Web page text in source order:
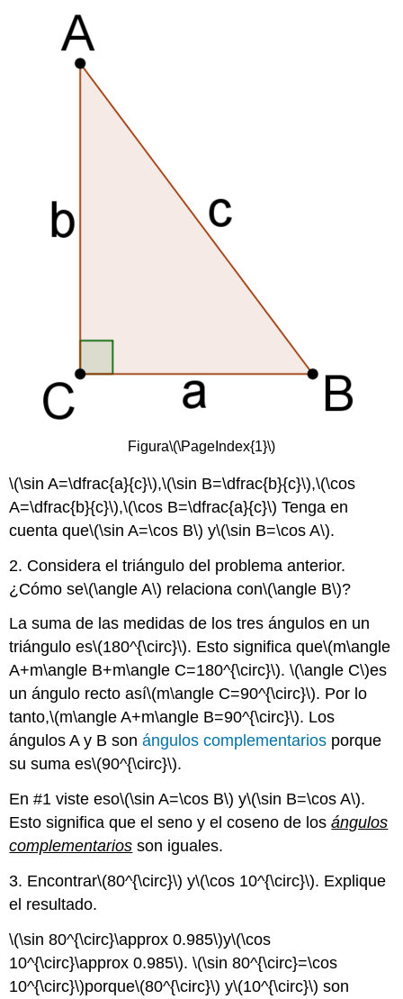
Figura\(\PageIndex{1}\)
\(\sin A=\dfrac{a}{c}\),\(\sin B=\dfrac{b}{c}\),\(\cos
A=\dfrac{b}{c}\),\(\cos B=\dfrac{a}{c}\) Tenga en
cuenta que\(\sin A=\cos B\) y\(\sin B=\cos A\).
2. Considera el triángulo del problema anterior.
¿Cómo se\(\angle A\) relaciona con\(\angle B\)?
La suma de las medidas de los tres ángulos en un
triángulo es\(180^{\circ}\). Esto significa que\(m\angle
A+m\angle B+m\angle C=180^{\circ}\).\(\angle C\)es
un ángulo recto así\(m\angle C=90^{\circ}\). Por lo
tanto,\(m\angle A+m\angle B=90^{\circ}\). Los
ángulos A y B sonángulos complementarios porque
su suma es\(90^{\circ}\).
En #1 viste eso\(\sin A=\cos B\) y\(\sin B=\cos A\).
Esto significa que el seno y el coseno de losángulos
complementarios son iguales.
3. Encontrar\(80^{\circ}\) y\(\cos 10^{\circ}\). Explique
el resultado.
\(\sin 80^{\circ}\approx 0.985\)y\(\cos
10^{\circ}\approx 0.985\).\(\sin 80^{\circ}=\cos
10^{\circ}\)porque\(80^{\circ}\) y\(10^{\circ}\) son